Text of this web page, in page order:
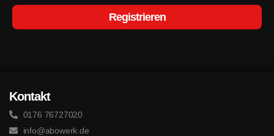
Registrieren
Kontakt
0176 76727020
info@abowerk.de